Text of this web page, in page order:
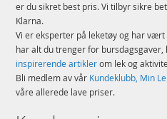
er du sikret best pris. Vi tilbyr sikre
Klarna.
Vi er eksperter på leketøy og har
har alt du trenger for
inspirerende artiklerom lek og
Bli medlem av vår Kundeklubb, Min
våre allerede lave priser.